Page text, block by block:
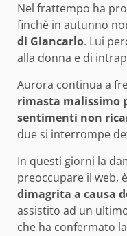
Nel frattempo ha
finchè in autunno
di Giancarlo. Lui
alla donna e di
Aurora continua a
rimasta malissimo
sentimenti non
due si interrompe
In questi giorni la
preoccupare il web, è
dimagrita a causa
assistito ad un
che ha confermato